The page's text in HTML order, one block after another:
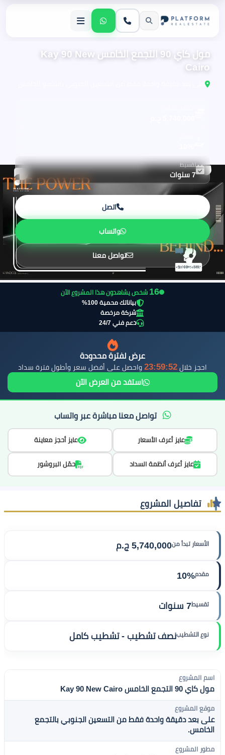
مول كاي 90 التجمع الخامس Kay 90 New
Cairo
تقسيط
7 سنوات
اتصل
واتساب
تواصل معنا
15 شخص يشاهدون هذا المشروع الآن
بياناتك محمية 100%
شركة مرخصة
دعم فني 24/7
عرض لفترة محدودة
احجز خلال 23:59:51 واحصل على أفضل سعر وأطول فترة سداد
استفد من العرض الآن
تواصل معنا مباشرة عبر واتساب
عايز أعرف الأسعار عايز أحجز معاينة
عايز أعرف أنظمة السداد حمّل البروشور
تفاصيل المشروع
الأسعار تبدأ من5,740,000 ج.م
مقدم10%
تقسيط7 سنوات
نوع التشطيبنصف تشطيب - تشطيب كامل
اسم المشروع
مول كاي 90 التجمع الخامس Kay 90 New Cairo
موقع المشروع
على بعد دقيقة واحدة فقط من التسعين الجنوبي بالتجمع
الخامس.
مطور المشروع